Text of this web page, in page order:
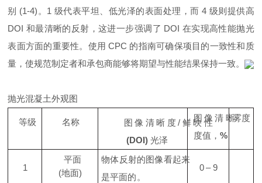
别 (1-4)。1 级代表平坦、低光泽的表面处理，而 4 级则提供高
DOI 和最清晰的反射，这进一步强调了 DOI 在实现高性能抛光
表面方面的重要性。使用 CPC 的指南可确保项目的一致性和质
量，使规范制定者和承包商能够将期望与性能结果保持一致。
抛光混凝土外观图
等级 名称
图像清晰度/鲜映性
(DOI) 光泽
图像清晰
度值， %
雾度
1
平面
(地面)
物体反射的图像看起来
是平面的。
0 – 9